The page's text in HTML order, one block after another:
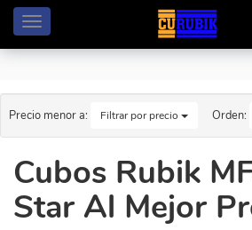
Menú
Precio menor a: Filtrar por precio Orden:
Cubos Rubik
Star Al Mejor